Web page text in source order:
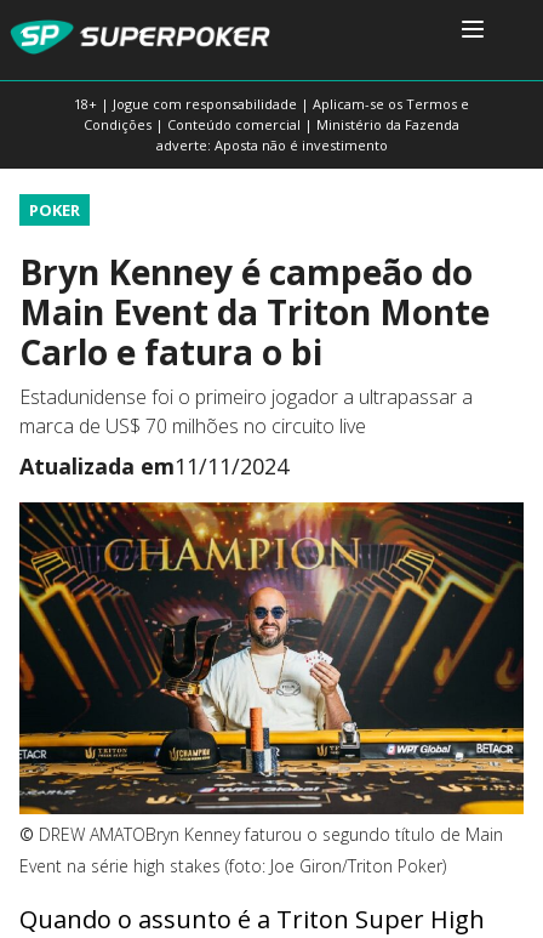
18+ | Jogue com responsabilidade | Aplicam-se os Termos e
Condições | Conteúdo comercial | Ministério da Fazenda
adverte: Aposta não é investimento
POKER
Bryn Kenney é campeão do
Main Event da Triton Monte
Carlo e fatura o bi
Estadunidense foi o primeiro jogador a ultrapassar a
marca de US$ 70 milhões no circuito live
Atualizada em11/11/2024
© DREW AMATOBryn Kenney faturou o segundo título de Main
Event na série high stakes (foto: Joe Giron/Triton Poker)
Quando o assunto é a Triton Super High